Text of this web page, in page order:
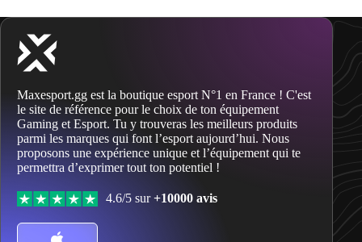
Maxesport.gg est la boutique esport N°1 en France ! C'est
le site de référence pour le choix de ton équipement
Gaming et Esport. Tu y trouveras les meilleurs produits
parmi les marques qui font l’esport aujourd’hui. Nous
proposons une expérience unique et l’équipement qui te
permettra d’exprimer tout ton potentiel !
4.6/5 sur+10000 avis